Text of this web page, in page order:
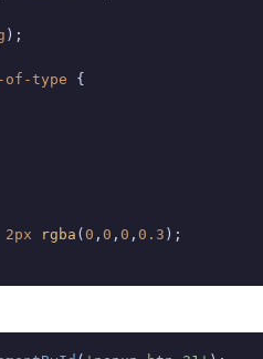
);
type {
2px rgba ( 0 , 0 , 0 , 0.3 );